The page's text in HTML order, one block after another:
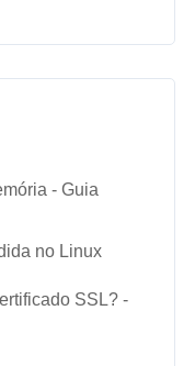
- Guia
no Linux
SSL? -